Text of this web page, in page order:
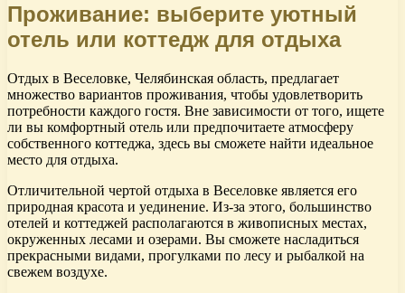
Проживание: выберите уютный
отель или коттедж для отдыха
Отдых в Веселовке, Челябинская область, предлагает
множество вариантов проживания, чтобы удовлетворить
потребности каждого гостя. Вне зависимости от того, ищете
ли вы комфортный отель или предпочитаете атмосферу
собственного коттеджа, здесь вы сможете найти идеальное
место для отдыха.
Отличительной чертой отдыха в Веселовке является его
природная красота и уединение. Из-за этого, большинство
отелей и коттеджей располагаются в живописных местах,
окруженных лесами и озерами. Вы сможете насладиться
прекрасными видами, прогулками по лесу и рыбалкой на
свежем воздухе.